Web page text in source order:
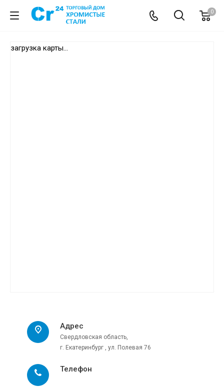
0
загрузка карты...
Адрес
Свердловская область,
г. Екатеринбург , ул. Полевая 76
Телефон